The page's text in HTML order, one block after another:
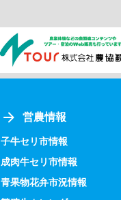
営農情報
子牛セリ市情報
成肉牛セリ市情報
青果物花弁市況情報